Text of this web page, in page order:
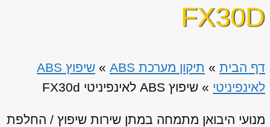
FX30D
דף הבית » תיקון מערכת ABS »
שיפוץ ABS
לאינפיניטי » שיפוץ ABS לאינפיניטי FX30d
מנועי היבואן מתמחה במתן שירות שיפוץ / החלפת